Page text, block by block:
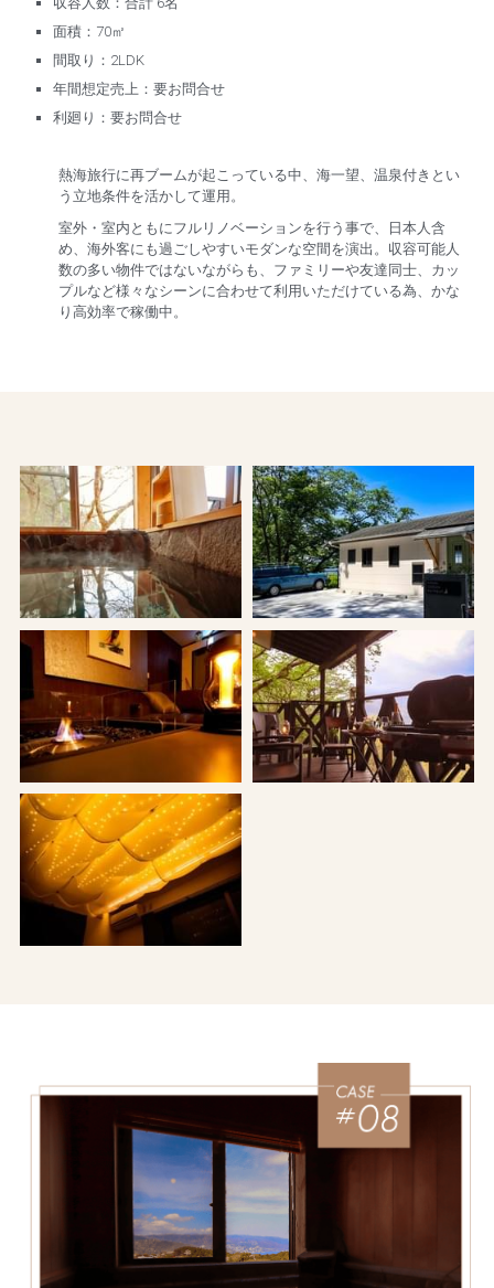
面積：70㎡
間取り：2LDK
年間想定売上：要お問合せ
利廻り：要お問合せ
熱海旅行に再ブームが起こっている中、海一望、温泉付きとい
う立地条件を活かして運用。
室外・室内ともにフルリノベーションを行う事で、日本人含
め、海外客にも過ごしやすいモダンな空間を演出。収容可能人
数の多い物件ではないながらも、ファミリーや友達同士、カッ
プルなど様々なシーンに合わせて利用いただけている為、かな
り高効率で稼働中。